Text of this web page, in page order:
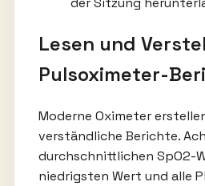
Lesen und
Pulsoximeter-
Moderne Oximeter
verständliche Berichte.
durchschnittlichen SpO2-
niedrigsten Wert und alle